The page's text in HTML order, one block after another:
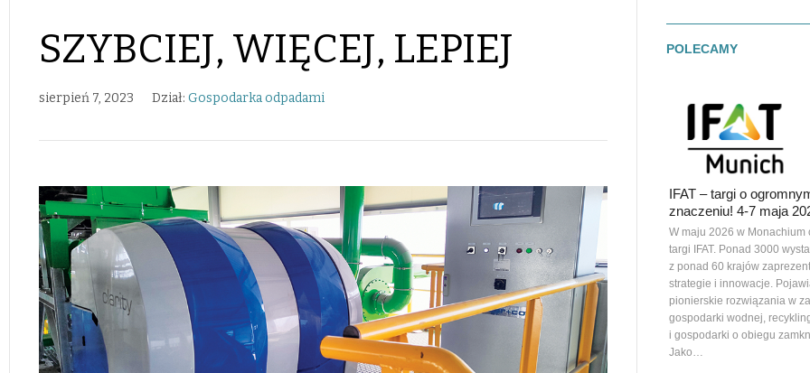
SZYBCIEJ, WIĘCEJ, LEPIEJ
sierpień 7, 2023 Dział: Gospodarka odpadami
POLECAMY
IFAT – targi o
znaczeniu! 4-7 maja
W maju 2026 w Monachium
targi IFAT. Ponad 3000
z ponad 60 krajów
strategie i innowacje.
pionierskie rozwiązania w
gospodarki wodnej,
i gospodarki o obiegu
Jako…